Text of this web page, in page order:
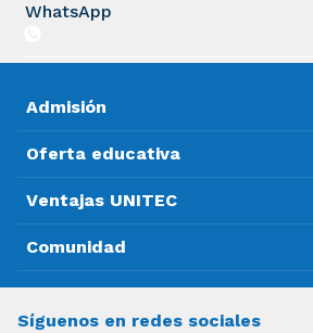
WhatsApp
Admisión
Oferta educativa
Ventajas UNITEC
Comunidad
Síguenos en redes sociales